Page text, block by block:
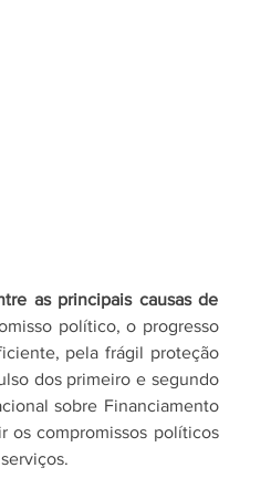
as principais causas de
político, o progresso
pela frágil proteção
dos primeiro e segundo
sobre Financiamento
os compromissos políticos